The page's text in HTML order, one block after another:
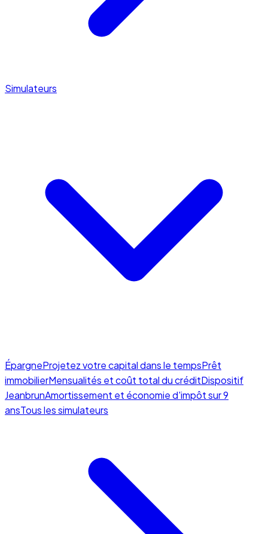
Simulateurs
ÉpargneProjetez votre capital dans le tempsPrêt
immobilierMensualités et coût total du créditDispositif
JeanbrunAmortissement et économie d'impôt sur 9
ansTous les simulateurs